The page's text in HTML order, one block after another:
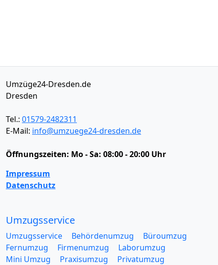
Umzüge24-Dresden.de
Dresden
Tel.: 01579-2482311
E-Mail: info@umzuege24-dresden.de
Öffnungszeiten: Mo - Sa: 08:00 - 20:00 Uhr
Impressum
Datenschutz
Umzugsservice
Umzugsservice Behördenumzug
Büroumzug
Fernumzug
Firmenumzug
Laborumzug
Mini Umzug
Praxisumzug
Privatumzug